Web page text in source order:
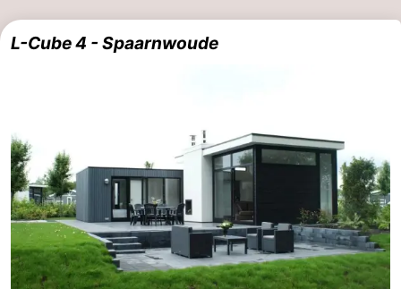
Stadt
Zentrum
und
Parks
Stadtviertel
Umgebung
-
Nordholland
-
L-Cube 4 - Spaarnwoude